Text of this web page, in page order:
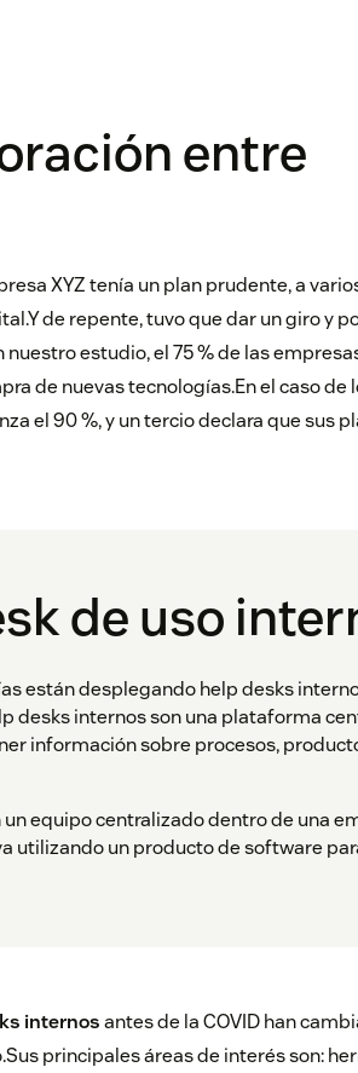
entre
XYZ tenía un plan prudente, a
de repente, tuvo que dar un giro y
nuestro estudio, el 75 % de las
de nuevas tecnologías.En el caso de
el 90 %, y un tercio declara que sus
de uso
están desplegando help desks
desks internos son una plataforma
información sobre procesos,
equipo centralizado dentro de una
utilizando un producto de software
internosantes de la COVID han
principales áreas de interés son: